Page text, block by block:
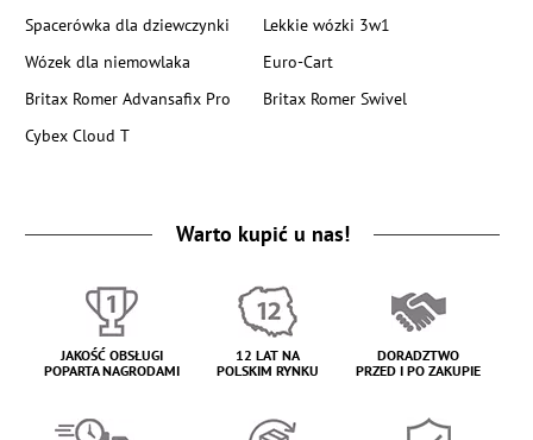
Spacerówka dla dziewczynki
Lekkie wózki 3w1
Wózek dla niemowlaka
Euro-Cart
Britax Romer Advansafix Pro
Britax Romer Swivel
Cybex Cloud T
Warto kupić u nas!
JAKOŚĆ OBSŁUGI
POPARTA NAGRODAMI
12 LAT NA
POLSKIM RYNKU
DORADZTWO
PRZED I PO ZAKUPIE